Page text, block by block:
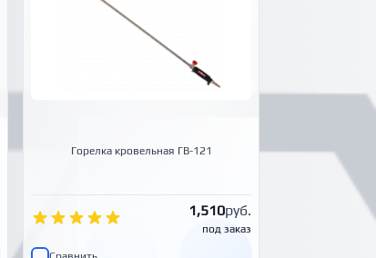
Горелка кровельная ГВ-121
1,510руб.
под заказ